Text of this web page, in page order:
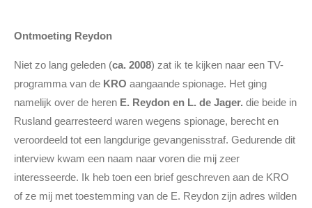
Ontmoeting Reydon
Niet zo lang geleden (ca. 2008) zat ik te kijken naar een TV-
programma van de KRO aangaande spionage. Het ging
namelijk over de heren E. Reydon en L. de Jager. die beide in
Rusland gearresteerd waren wegens spionage, berecht en
veroordeeld tot een langdurige gevangenisstraf. Gedurende dit
interview kwam een naam naar voren die mij zeer
interesseerde. Ik heb toen een brief geschreven aan de KRO
of ze mij met toestemming van de E. Reydon zijn adres wilden